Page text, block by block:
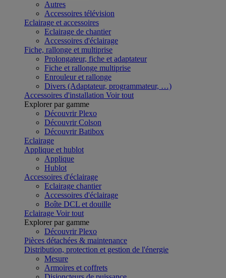
Autres
Accessoires télévision
Eclairage et accessoires
Eclairage de chantier
Accessoires d'éclairage
Fiche, rallonge et multiprise
Prolongateur, fiche et adaptateur
Fiche et rallonge multiprise
Enrouleur et rallonge
Divers (Adaptateur, programmateur, …)
Accessoires d'installation Voir tout
Explorer par gamme
Découvrir Plexo
Découvrir Colson
Découvrir Batibox
Eclairage
Applique et hublot
Applique
Hublot
Accessoires d'éclairage
Eclairage chantier
Accessoires d'éclairage
Boîte DCL et douille
Eclairage Voir tout
Explorer par gamme
Découvrir Plexo
Pièces détachées & maintenance
Distribution, protection et gestion de l'énergie
Mesure
Armoires et coffrets